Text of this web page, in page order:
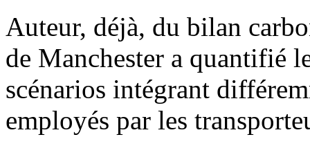
Auteur, déjà, du bilan
de Manchester a quantifié
scénarios intégrant
employés par les